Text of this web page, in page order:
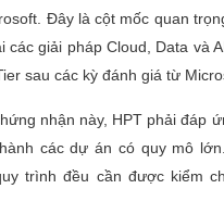
Đây là cột mốc quan
các giải pháp Cloud, Data và
sau các kỳ đánh giá từ
nhận này, HPT phải đáp
các dự án có quy mô
trình đều cần được kiểm